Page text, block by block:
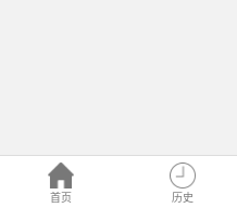
首页 历史